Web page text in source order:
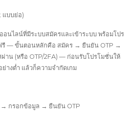
แบบย่อ)
อนไลน์ที่มีระบบสมัครและเข้าระบบ พร้อมโปร
ฟรี — ขั้นตอนหลักคือ สมัคร → ยืนยัน OTP →
ผ่าน (หรือ OTP/2FA) — ก่อนรับโปรโมชั่นให้
างต่ำ แล้วก็ความจำกัดเกม
→ กรอกข้อมูล → ยืนยัน OTP